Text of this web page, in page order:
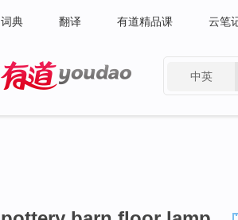
词典 翻译 有道精品课 云笔
中英